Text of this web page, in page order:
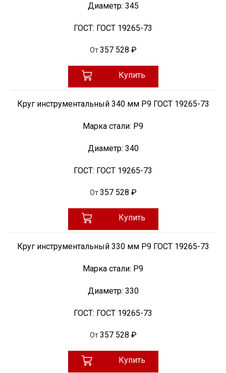
Диаметр: 345
ГОСТ: ГОСТ 19265-73
От 357 528 ₽
Купить
Круг инструментальный 340 мм Р9 ГОСТ 19265-73
Марка стали: Р9
Диаметр: 340
ГОСТ: ГОСТ 19265-73
От 357 528 ₽
Купить
Круг инструментальный 330 мм Р9 ГОСТ 19265-73
Марка стали: Р9
Диаметр: 330
ГОСТ: ГОСТ 19265-73
От 357 528 ₽
Купить